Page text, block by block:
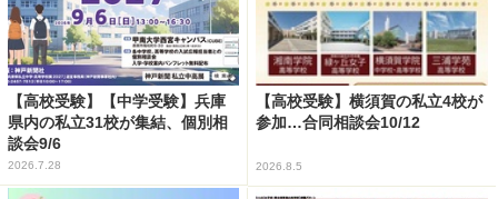
【高校受験】【中学受験】兵庫
県内の私立31校が集結、個別相
談会9/6
2026.7.28
【高校受験】横須賀の私立4校が
参加…合同相談会10/12
2026.8.5